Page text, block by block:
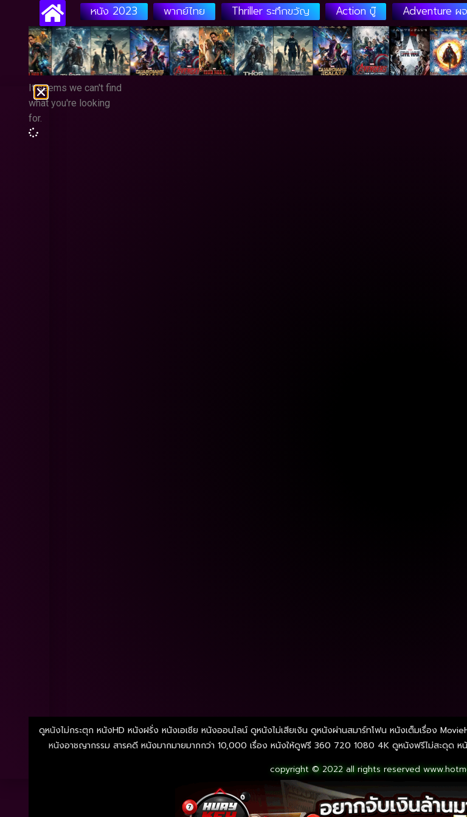
หนัง 2023 พากย์ไทย Thriller ระทึกขวัญ Action บู๊ Adventure
It seems we can't find
what you're looking
for.
ดูหนังไม่กระตุก หนังHD หนังฝรั่ง หนังเอเชีย หนังออนไลน์ ดูหนังไม่เสียเงิน ดูหนังผ่านสมาร์ทโฟน หนังเต็มเรื่อง
หนังอาชญากรรม สารคดี หนังมากมายมากกว่า 10,000 เรื่อง หนังให้ดูฟรี 360 720 1080 4K ดูหนังฟรีไม่สะดุด
copyright © 2022 all rights reserved